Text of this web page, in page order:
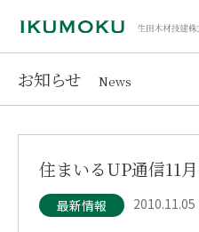
お知らせ News
住まいるUP通信11月
最新情報 2010.11.05